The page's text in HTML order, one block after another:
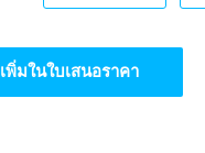
เพิ่มในใบเสนอราคา